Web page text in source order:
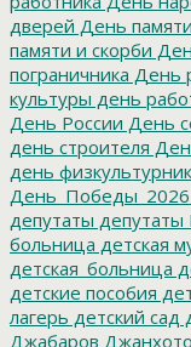
дверей День
памяти и скорби
пограничника День
культуры день
День России День
день строителя
день
День_Победы_2026
депутаты депутаты
больница детская
детская_больница
детские пособия
лагерь детский сад
Джабаров